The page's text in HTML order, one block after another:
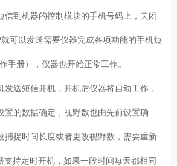
信到机器的控制模块的手机号码上，关闭
可以发送需要仪器完成各项功能的手机短
手册），仪器也开始正常工作。
发送短信开机，开机后仪器将自动工作，
置的数据确定，视野数也由先前设置确
捕捉时间长度或者更改视野数，需要重新
支持定时开机，如果一段时间每天都相同